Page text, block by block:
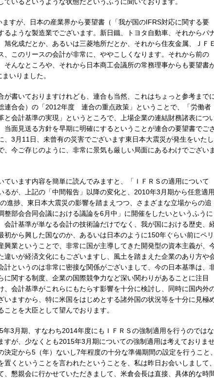
すが、日本の産業界から要望書（「我が国のIFRS対応に関する要
ような製造業でございます。新日鐵、トヨタ自動車、それからパ
化成だとか、あるいは三菱地所だとか、それから住友金属、ＪＦＥ
、このリースの会計が非常に、ややこしくなります。それから前の
そんなところや、それから日本商工会議所の常務理事からも要望書
いりました。
が書いておりますけれども、連合も当然、これはちょっと参考まで
連合会）の「2012年度 連合の重点政策」ということで、「労働者
と会計基準の実現」というところで、上場企業の連結財務諸表につ
面見送る方針を早期に明確にするということが連合の要望書でご
3月11日、未曾有の災害でございます東日本大震災が発生をいたし
、今ご存じのように、非常に景気も厳しい局面にあるわけでございま
ています内容を簡単に読んでみますと、「ＩＦＲＳの適用について
が、上記の「中間報告」以降の変化と、2010年3月期から任意適用
進捗、東日本大震災の影響を踏まえつつ、さまざまな立場からの追
部会合同会議における議論を6月中」に開催をしたいというふうに
会計基準が単なる会計の技術論だけでなく、我が国における歴史、
から興した国なのか、あるいは日本のように150年ぐらい前にペリ
業ということで、非常に国が主導してきた開発型の資本主義が、
違いが経済文化にもございますし、風土を踏まえた企業のあり方や
というのは非常に密接な関係がございまして、今の日本基準は、
関する制度、企業の国際競争力など深い関わりがあることに注目
、会計基準がこれらにもたらす影響を十分に検討し、同時に国内外
ますから、特に米国をはじめとする諸外国の状況等を十分に見極
とを大臣として望んでおります。
3月期、すなわち2014年度にもＩＦＲＳの強制適用を行うのではな
すが、少なくとも2015年3月期についての強制適用は考えておりま
定から5（年）ないし7年程度の十分な準備期間の設定を行うこと、
くということを言われたということを、私は昨日お会いしまして、
懇親会に行かせていただきまして、米倉会長は直接、具体的な時